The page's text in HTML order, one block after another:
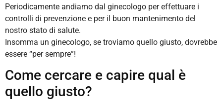
Periodicamente andiamo dal ginecologo per effettuare i
controlli di prevenzione e per il buon mantenimento del
nostro stato di salute.
Insomma un ginecologo, se troviamo quello giusto, dovrebbe
essere “per sempre”!
Come cercare e capire qual è
quello giusto?